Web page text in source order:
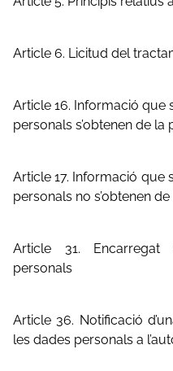
Article 6. Licitud del
Article 16. Informació que
personals s’obtenen de la
Article 17. Informació que
personals no s’obtenen
Article 31.
personals
Article 36. Notificació
les dades personals a